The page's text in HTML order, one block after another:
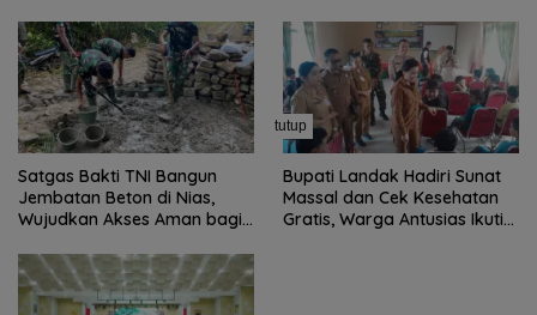
Lurah
Satgas Bakti TNI Bangun
Jembatan Beton di Nias,
Wujudkan Akses Aman bagi
Bupati Landak Hadiri Sunat
Massal dan Cek Kesehatan
Gratis, Warga Antusias Ikuti
tutup